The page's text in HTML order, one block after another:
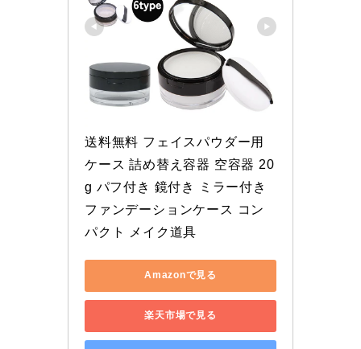
送料無料 フェイスパウダー用
ケース 詰め替え容器 空容器 20
g パフ付き 鏡付き ミラー付き
ファンデーションケース コン
パクト メイク道具
Amazonで見る
楽天市場で見る